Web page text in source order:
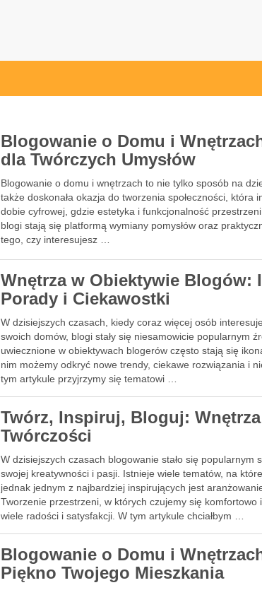
Blogowanie o Domu i
dla Twórczych Umysłów
Blogowanie o domu i wnętrzach to nie tylko sposób na
także doskonała okazja do tworzenia społeczności, która
dobie cyfrowej, gdzie estetyka i funkcjonalność
blogi stają się platformą wymiany pomysłów oraz
tego, czy interesujesz …
Wnętrza w Obiektywie Blogów:
Porady i Ciekawostki
W dzisiejszych czasach, kiedy coraz więcej osób
swoich domów, blogi stały się niesamowicie popularnym
uwiecznione w obiektywach blogerów często stają się
nim możemy odkryć nowe trendy, ciekawe rozwiązania i
tym artykule przyjrzymy się tematowi …
Twórz, Inspiruj, Bloguj:
Twórczości
W dzisiejszych czasach blogowanie stało się popularnym
swojej kreatywności i pasji. Istnieje wiele tematów, na
jednak jednym z najbardziej inspirujących jest
Tworzenie przestrzeni, w których czujemy się komfortowo
wiele radości i satysfakcji. W tym artykule chciałbym …
Blogowanie o Domu i
Piękno Twojego Mieszkania